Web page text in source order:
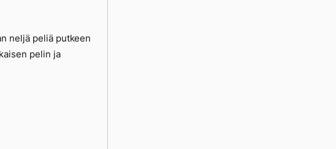
neljä peliä putkeen
pelin ja